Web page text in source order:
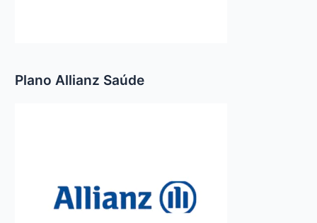
Plano Allianz Saúde